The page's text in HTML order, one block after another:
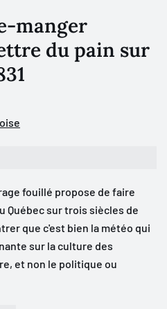
manger
du pain sur
fouillé propose de faire
Québec sur trois siècles de
que c'est bien la météo qui
sur la culture des
et non le politique ou